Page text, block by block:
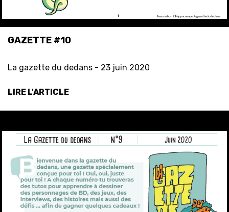
GAZETTE #10
La gazette du dedans - 23 juin 2020
LIRE L'ARTICLE